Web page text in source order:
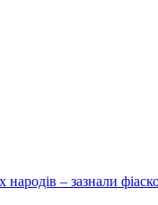
народів – зазнали